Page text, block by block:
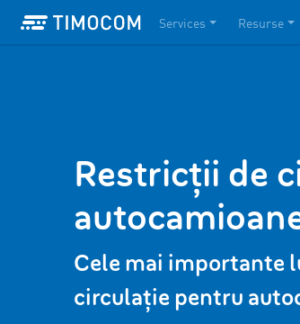
Services Resurse
Restricții de
Cele mai importante
circulație pentru